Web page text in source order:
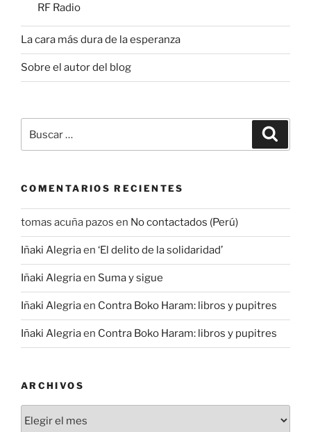
RF Radio
La cara más dura de la esperanza
Sobre el autor del blog
por:
COMENTARIOS RECIENTES
tomas acuña pazos en No contactados (Perú)
Iñaki Alegriaen ‘El delito de la solidaridad’
Iñaki Alegriaen Suma y sigue
Iñaki Alegriaen Contra Boko Haram: libros y pupitres
Iñaki Alegriaen Contra Boko Haram: libros y pupitres
ARCHIVOS